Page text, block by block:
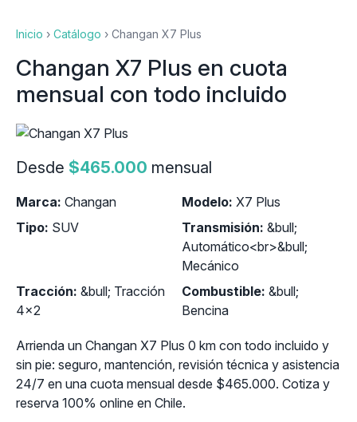
Inicio › Catálogo › Changan X7 Plus
Changan X7 Plus en cuota
mensual con todo incluido
Desde $465.000 mensual
Marca: Changan Modelo: X7 Plus
Tipo: SUV Transmisión: &bull;
Automático<br>&bull;
Mecánico
Tracción: &bull; Tracción
4x2
Combustible: &bull;
Bencina
Arrienda un Changan X7 Plus 0 km con todo incluido y
sin pie: seguro, mantención, revisión técnica y asistencia
24/7 en una cuota mensual desde $465.000. Cotiza y
reserva 100% online en Chile.